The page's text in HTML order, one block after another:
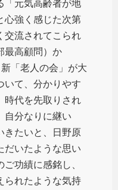
「元気高齢者が地
心強く感じた次第
交流されてこられ
最高顧問）か
「老人の会」が大
いて、分かりやす
時代を先取りされ
自分なりに継い
きたいと、日野原
だいたような思い
功績に感銘し、
られたような気持